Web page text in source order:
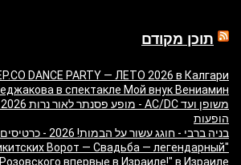
תוכן מקודם
DANCE PARTY — ЛЕТО 2026 в Калгари
в спектакле Мой внук Вениамин
הופעות
בניה ברבי - חוגג עשור על הבמות! 2026 - כרטיסים ולוח הופעות
Ворот — Свадьба — легендарный
впервые в Израиле!" в Израиле